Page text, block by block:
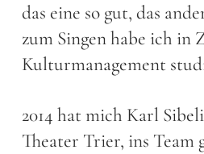
das eine so gut, das
zum Singen habe ich in
Kulturmanagement
2014 hat mich Karl
Theater Trier, ins Team